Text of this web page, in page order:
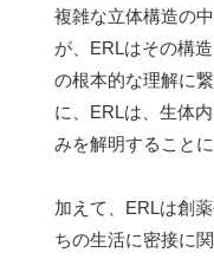
複雑な立体構造の
が、ERLはその構
の根本的な理解に
に、ERLは、生体
みを解明すること
加えて、ERLは創
ちの生活に密接に